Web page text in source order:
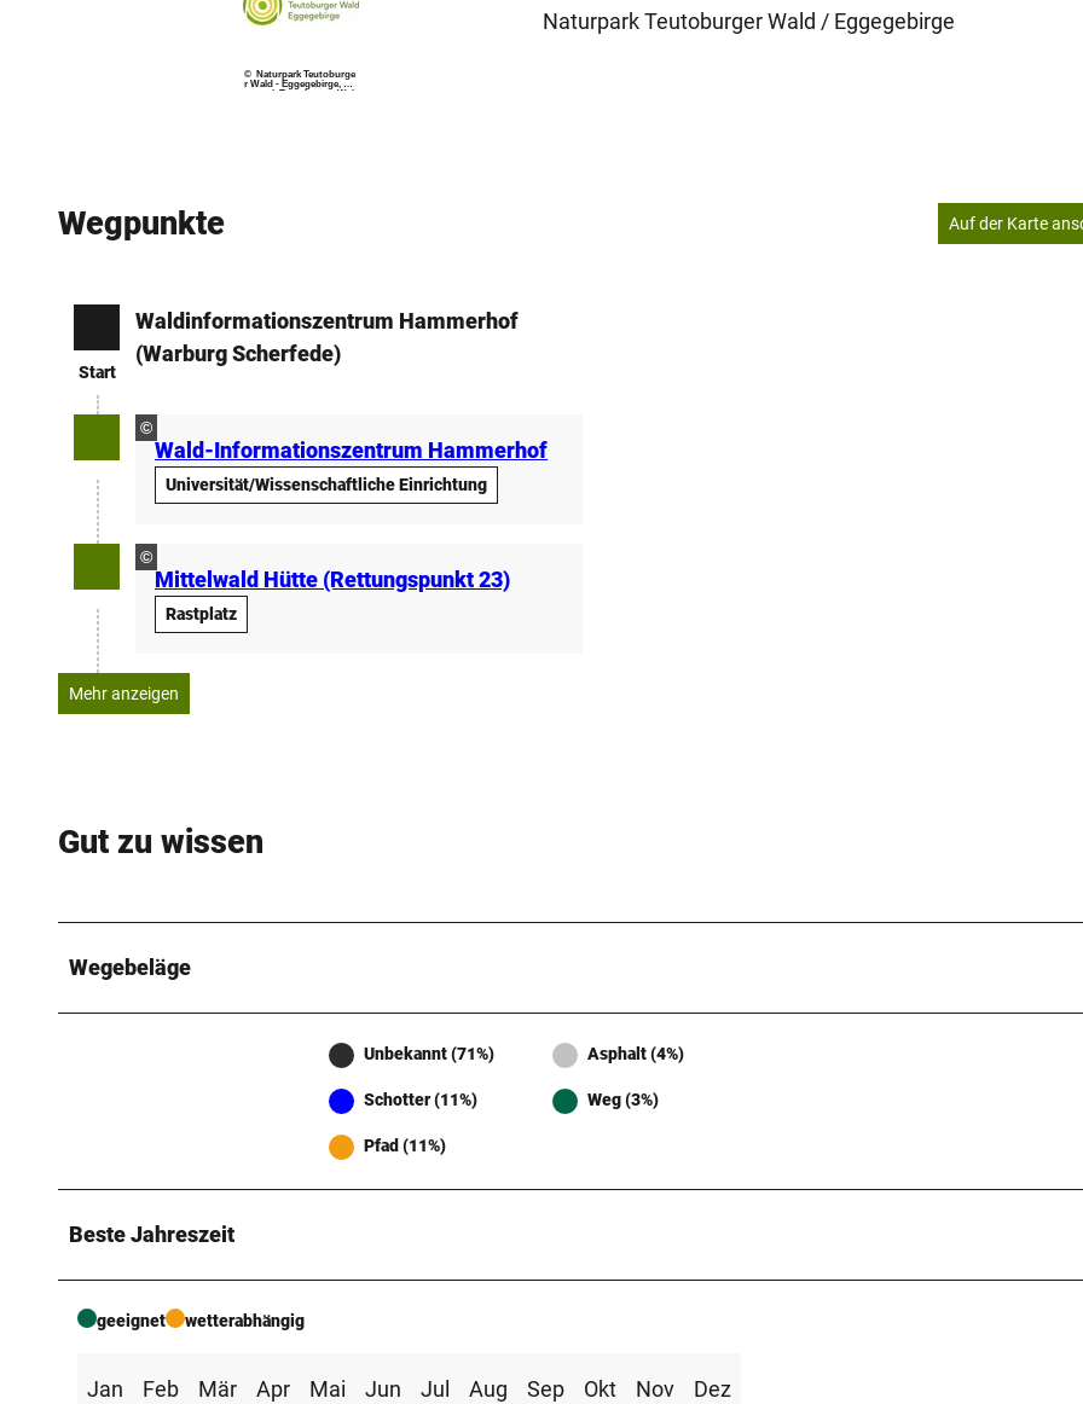
© Naturpark Teutoburge
r Wald - Eggegebirge, Na
turpark Teutoburger Wal
Naturpark Teutoburger Wald / Eggegebirge
Wegpunkte Auf der Karte
Start
Start
Waldinformationszentrum Hammerhof
(Warburg Scherfede)
©
Wald-Informationszentrum Hammerhof
Universität/Wissenschaftliche Einrichtung
©
Mittelwald Hütte (Rettungspunkt 23)
Rastplatz
Mehr anzeigen
Gut zu wissen
Wegebeläge
Unbekannt (71%) Asphalt (4%)
Schotter (11%) Weg (3%)
Pfad (11%)
Beste Jahreszeit
geeignet wetterabhängig
Jan Feb Mär Apr Mai Jun Jul Aug Sep Okt Nov Dez